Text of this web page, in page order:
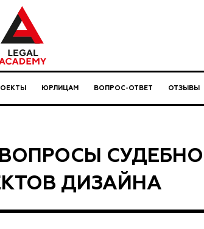
ЮРЛИЦАМ ВОПРОС-ОТВЕТ ОТЗЫВЫ
ДИЗАЙНА